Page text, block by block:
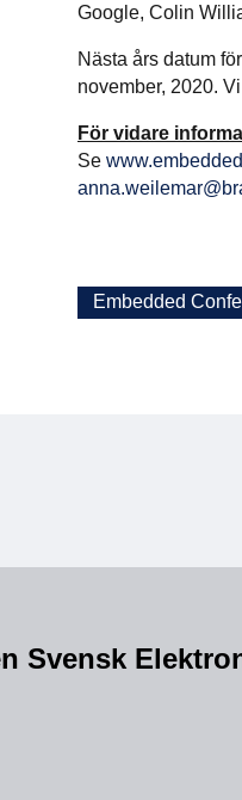
Google, Colin
Nästa års datum
november, 2020.
För vidare
Se
Embedded
Svensk